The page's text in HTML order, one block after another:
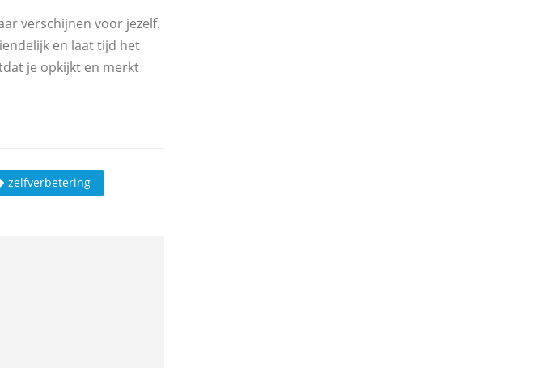
verschijnen voor jezelf.
en laat tijd het
je opkijkt en merkt
zelfverbetering